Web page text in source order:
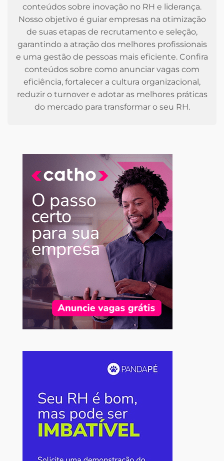
conteúdos sobre inovação no RH e liderança.
Nosso objetivo é guiar empresas na otimização
de suas etapas de recrutamento e seleção,
garantindo a atração dos melhores profissionais
e uma gestão de pessoas mais eficiente. Confira
conteúdos sobre como anunciar vagas com
eficiência, fortalecer a cultura organizacional,
reduzir o turnover e adotar as melhores práticas
do mercado para transformar o seu RH.